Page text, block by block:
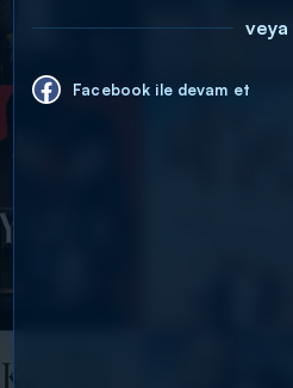
veya
Facebook ile devam et